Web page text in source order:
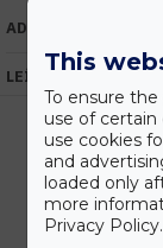
ADATOK
LEÍRÁS
Vásárolj nagyobb
This
To ensure
use of certain
use cookies
and
loaded only
more
Privacy Policy.